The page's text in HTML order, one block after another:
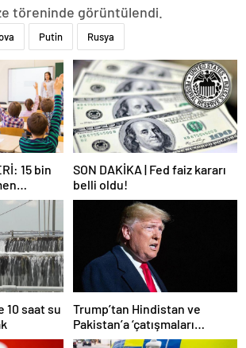
töreninde görüntülendi.
Putin Rusya
15 bin
hak
SON DAKİKA | Fed faiz kararı
belli oldu!
10 saat su
Trump’tan Hindistan ve
Pakistan’a ‘çatışmaları
durdurun’ çağrısı